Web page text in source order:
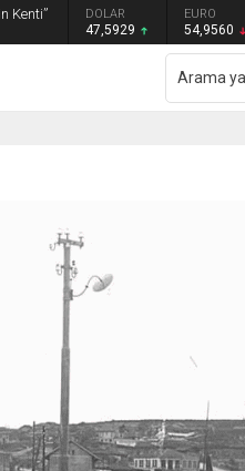
Kenti”
ALTIN DOLAR
47,5929
EURO
54,9560